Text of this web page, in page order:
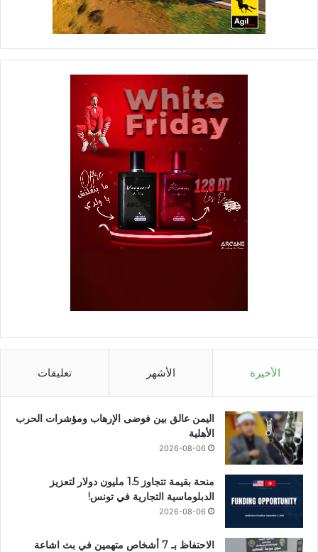
الأخيرة الأشهر تعليقات
اليمن عالق بين فوضى الإرهاب ومؤشرات الحرب
الأهلية
2026-08-06
منحة بقيمة تتجاوز 1.5 مليون دولار لتعزيز
الدبلوماسية التجارية في تونس!
2026-08-06
الاحتفاظ بـ 7 أشخاص متهمين في بث اشاعة